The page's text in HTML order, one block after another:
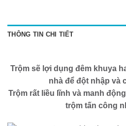
THÔNG TIN CHI TIẾT
Trộm sẽ lợi dụng đêm khuya
nhà để đột nhập và
Trộm rất liều lĩnh và manh
trộm tấn công